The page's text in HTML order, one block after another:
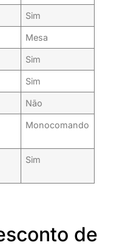
Sim
Mesa
Sim
Sim
Não
Monocomando
Sim
de